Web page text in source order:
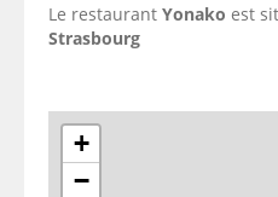
Le restaurant Yonako est
Strasbourg
+
−